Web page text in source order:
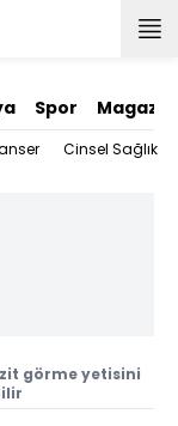
Spor Magazin
Cinsel Sağlık
görme yetisini